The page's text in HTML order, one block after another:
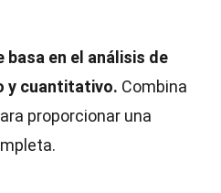
basa en el análisis de
y cuantitativo. Combina
proporcionar una